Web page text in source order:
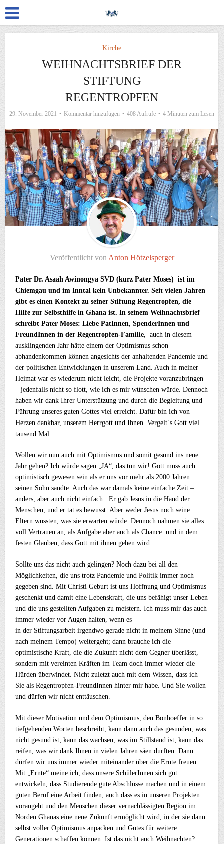
Kirche
WEIHNACHTSBRIEF DER
STIFTUNG
REGENTROPFEN
29. November 2021 Kommentar hinzufügen 408 Aufrufe 4 Minuten zum Lesen
Veröffentlicht von Anton Hötzelsperger
Pater Dr. Asaah Awinongya SVD (kurz Pater Moses) ist im
Chiemgau und im Inntal kein Unbekannter. Seit vielen Jahren
gibt es einen Kontekt zu seiner Stiftung Regentropfen, die
Hilfe zur Selbsthilfe in Ghana ist. In seinem Weihnachtsbrief
schreibt Pater Moses: Liebe PatInnen, SpenderInnen und
FreundInnen in der Regentropfen-Familie,auch in diesem
ausklingenden Jahr hätte einem der Optimismus schon
abhandenkommen können angesichts der anhaltenden Pandemie und
der politischen Entwicklungen in unserem Land. Auch in meiner
Heimat war es wiederum nicht leicht, die Projekte voranzubringen
– jedenfalls nicht so flott, wie ich es mir wünschen würde. Dennoch
haben wir dank Ihrer Unterstützung und durch die Begleitung und
Führung unseres guten Gottes viel erreicht. Dafür bin ich von
Herzen dankbar, unserem Herrgott und Ihnen. Vergelt´s Gott viel
tausend Mal.
Wollen wir nun auch mit Optimismus und somit gesund ins neue
Jahr gehen? Ich würde sagen „JA“, das tun wir! Gott muss auch
optimistisch gewesen sein als er uns vor mehr als 2000 Jahren
seinen Sohn sandte. Auch das war damals keine einfache Zeit –
anders, aber auch nicht einfach. Er gab Jesus in die Hand der
Menschen, und er tat es bewusst. Aber weder Jesus noch seine
Eltern wussten, was sie erwarten würde. Dennoch nahmen sie alles
voll Vertrauen an, als Aufgabe aber auch als Chance und in dem
festen Glauben, dass Gott mit ihnen gehen wird.
Sollte uns das nicht auch gelingen? Noch dazu bei all den
Möglichkeiten, die uns trotz Pandemie und Politik immer noch
gegeben sind. Mit Christi Geburt ist uns Hoffnung und Optimismus
geschenkt und damit eine Lebenskraft, die uns befähigt unser Leben
und die uns gestellten Aufgaben zu meistern. Ich muss mir das auch
immer wieder vor Augen halten, wenn es
in der Stiftungsarbeit irgendwo gerade nicht in meinem Sinne (und
nach meinem Tempo) weitergeht; dann brauche ich die
optimistische Kraft, die die Zukunft nicht dem Gegner überlässt,
sondern mit vereinten Kräften im Team doch immer wieder die
Hürden überwindet. Nicht zuletzt auch mit dem Wissen, dass ich
Sie als Regentropfen-FreundInnen hinter mir habe. Und Sie wollen
und dürfen wir nicht enttäuschen.
Mit dieser Motivation und dem Optimismus, den Bonhoeffer in so
tiefgehenden Worten beschreibt, kann dann auch das gesunden, was
nicht gesund ist; kann das wachsen, was im Stillstand ist; kann das
reifen, was wir dank Ihnen in vielen Jahren säen durften. Dann
dürfen wir uns immer wieder miteinander über die Ernte freuen.
Mit „Ernte“ meine ich, dass unsere SchülerInnen sich gut
entwickeln, dass Studierende gute Abschlüsse machen und in einem
guten Beruf eine Arbeit finden; auch dass es in unseren Projekten
vorangeht und den Menschen dieser vernachlässigten Region im
Norden Ghanas eine neue Zukunft ermöglicht wird, in der sie dann
selbst voller Optimismus anpacken und Gutes für weitere
Generationen schaffen können. Ist das nicht auch Weihnachten?